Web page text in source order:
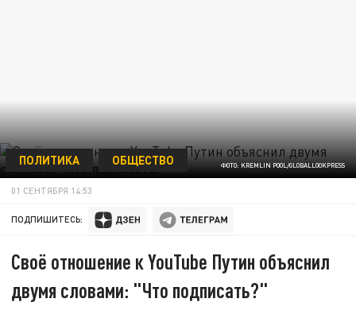
ФОТО: KREMLIN POOL/GLOBALLOOKPRESS
ПОЛИТИКА ОБЩЕСТВО
01 СЕНТЯБРЯ 14:53
ПОДПИШИТЕСЬ:
Своё отношение к YouTube Путин объяснил
двумя словами: "Что подписать?"